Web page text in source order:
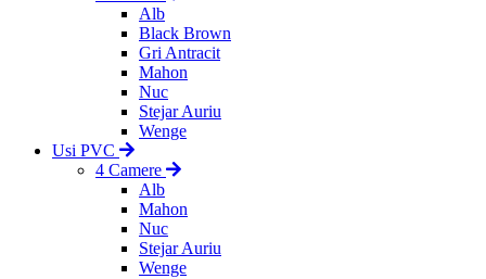
Alb
Black Brown
Gri Antracit
Mahon
Nuc
Stejar Auriu
Wenge
Usi PVC
4 Camere
Alb
Mahon
Nuc
Stejar Auriu
Wenge